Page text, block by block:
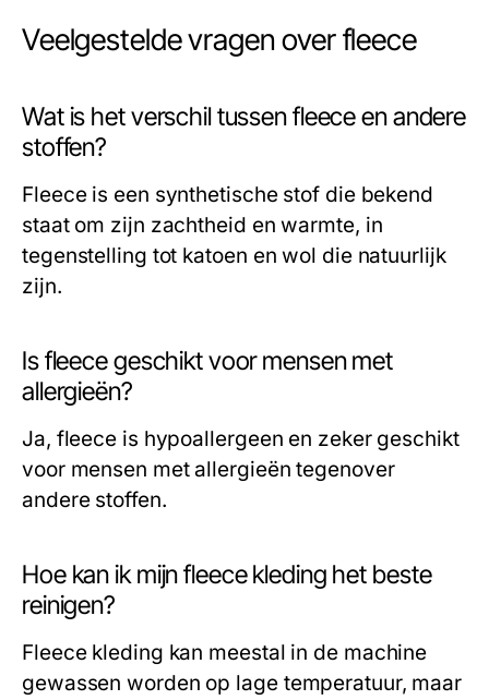
Veelgestelde vragen over fleece
Wat is het verschil tussen fleece en andere
stoffen?
Fleece is een synthetische stof die bekend
staat om zijn zachtheid en warmte, in
tegenstelling tot katoen en wol die natuurlijk
zijn.
Is fleece geschikt voor mensen met
allergieën?
Ja, fleece is hypoallergeen en zeker geschikt
voor mensen met allergieën tegenover
andere stoffen.
Hoe kan ik mijn fleece kleding het beste
reinigen?
Fleece kleding kan meestal in de machine
gewassen worden op lage temperatuur, maar